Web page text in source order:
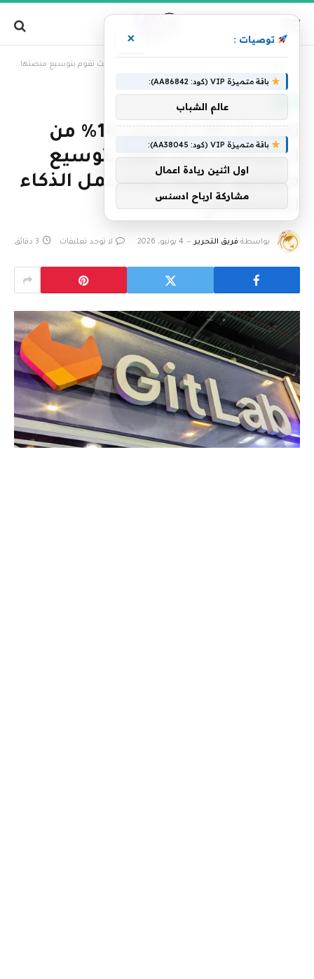
تقوم GitLab بتخفيض 14% من
الموظفين حيث تقوم بتوسيع
منصتها لخدمة أعباء عمل الذكاء
الاصطناعي
بواسطة فريق التحرير 4 يونيو، 2026 لا توجد تعليقات 3 دقائق
توصيات : ×
باقة متميزة VIP (كود: AA86842):
عالم الشباب
باقة متميزة VIP (كود: AA38045):
اول اثنين ريادة اعمال
مشاركة ارباح ادسنس